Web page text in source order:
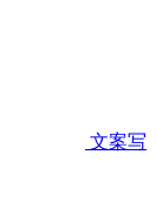
文案写